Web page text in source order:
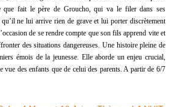
que fait le père de Groucho, qui va le filer dans ses
qu’il ne lui arrive rien de grave et lui porter discrètement
de se rendre compte que son fils apprend vite et
des situations dangereuses. Une histoire pleine de
émois de la jeunesse. Elle aborde un enjeu crucial,
vue des enfants que de celui des parents. A partir de 6/7